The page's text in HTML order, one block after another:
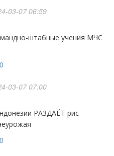
03-07 06:59
штабные учения МЧС
03-07 07:00
РАЗДАЁТ рис